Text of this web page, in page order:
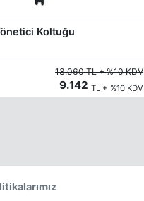
Koltuğu
13.060 TL + %10 KDV
9.142TL + %10 KDV